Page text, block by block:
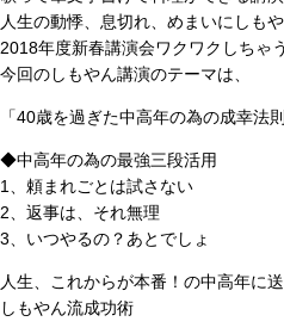
人生の動悸、息切れ、めまいにしも
2018年度新春講演会ワクワクしちゃ
今回のしもやん講演のテーマは、
「40歳を過ぎた中高年の為の成幸法則
◆中高年の為の最強三段活用
1、頼まれごとは試さない
2、返事は、それ無理
3、いつやるの？あとでしょ
人生、これからが本番！の中高年に
しもやん流成功術